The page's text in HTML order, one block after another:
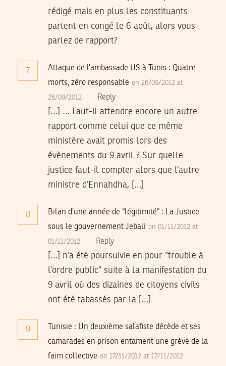
rédigé mais en plus les constituants
partent en congé le 6 août, alors vous
parlez de rapport?
7
Attaque de l’ambassade US à Tunis : Quatre
morts, zéro responsable on 26/09/2012 at
26/09/2012 Reply
[…] … Faut-il attendre encore un autre
rapport comme celui que ce même
ministère avait promis lors des
évènements du 9 avril ? Sur quelle
justice faut-il compter alors que l’autre
ministre d’Ennahdha, […]
8
Bilan d’une année de “légitimité” : La Justice
sous le gouvernement Jebali on 01/11/2012 at
01/11/2012 Reply
[…] n’a été poursuivie en pour “trouble à
l’ordre public” suite à la manifestation du
9 avril où des dizaines de citoyens civils
ont été tabassés par la […]
9
Tunisie : Un deuxième salafiste décède et ses
camarades en prison entament une grève de la
faim collective on 17/11/2012 at 17/11/2012